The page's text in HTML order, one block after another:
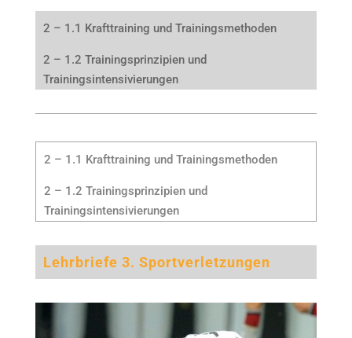
2 – 1.1 Krafttraining und Trainingsmethoden
2 – 1.2 Trainingsprinzipien und
Trainingsintensivierungen
2 – 1.1 Krafttraining und Trainingsmethoden
2 – 1.2 Trainingsprinzipien und
Trainingsintensivierungen
Lehrbriefe 3. Sportverletzungen